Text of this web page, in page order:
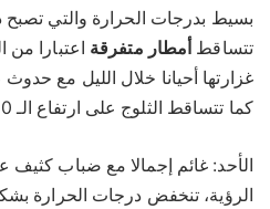
بسيط بدرجات الحرارة والتي تصبح
تتساقط أمطار متفرقة اعتبارا
غزارتها أحيانا خلال الليل مع
كما تتساقط الثلوج على ارتفاع الـ 1700 متر وما فوق.
الأحد: غائم إجمالا مع ضباب
الرؤية، تنخفض درجات الحرارة